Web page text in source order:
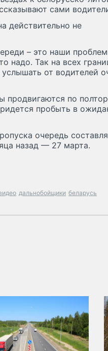
сами
действительно не
– это наши
надо. Так на всех
от водителей
по
пробыть в
очередь
назад — 27 марта.
дальнобойщики беларусь